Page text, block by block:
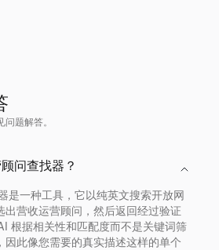
题解答。
问查找器？
是一种工具，它以纯英文搜索开放网
出营收运营顾问，然后返回经过验证
根据相关性和匹配度而不是关键词筛
因此像您需要的真实描述这样的单个